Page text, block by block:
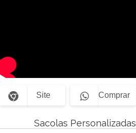
Site Comprar
Sacolas Personalizadas